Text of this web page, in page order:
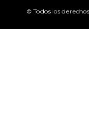
© Todos los